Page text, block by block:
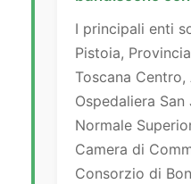
I principali enti
Pistoia,
Toscana Centro,
Ospedaliera
Normale
Camera di
Consorzio di